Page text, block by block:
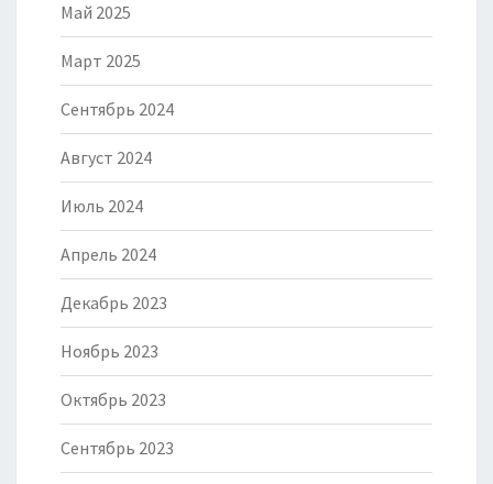
Май 2025
Март 2025
Сентябрь 2024
Август 2024
Июль 2024
Апрель 2024
Декабрь 2023
Ноябрь 2023
Октябрь 2023
Сентябрь 2023